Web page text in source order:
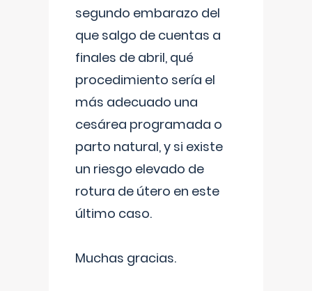
segundo embarazo del
que salgo de cuentas a
finales de abril, qué
procedimiento sería el
más adecuado una
cesárea programada o
parto natural, y si existe
un riesgo elevado de
rotura de útero en este
último caso.
Muchas gracias.